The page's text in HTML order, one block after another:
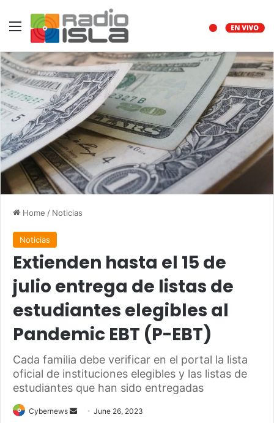
Menu
Home / Noticias
Noticias
Extienden hasta el 15 de
julio entrega de listas de
estudiantes elegibles al
Pandemic EBT (P-EBT)
Cada familia debe verificar en el portal la lista
oficial de instituciones elegibles y las listas de
estudiantes que han sido entregadas
Cybernews
Send June 26, 2023